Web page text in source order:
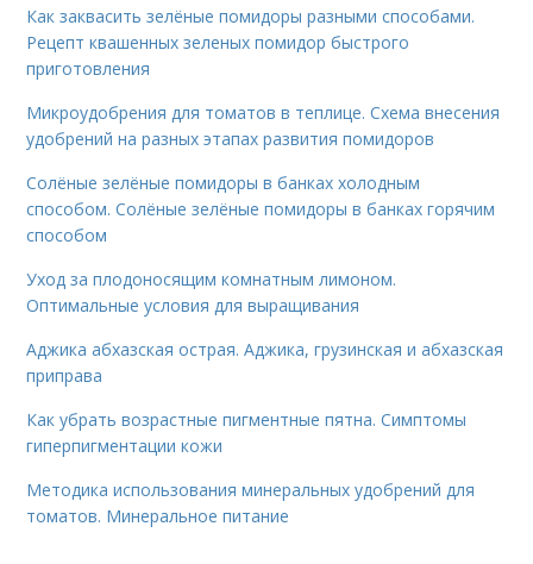
Как заквасить зелёные помидоры разными способами.
Рецепт квашенных зеленых помидор быстрого
приготовления
Микроудобрения для томатов в теплице. Схема внесения
удобрений на разных этапах развития помидоров
Солёные зелёные помидоры в банках холодным
способом. Солёные зелёные помидоры в банках горячим
способом
Уход за плодоносящим комнатным лимоном.
Оптимальные условия для выращивания
Аджика абхазская острая. Аджика, грузинская и абхазская
приправа
Как убрать возрастные пигментные пятна. Симптомы
гиперпигментации кожи
Методика использования минеральных удобрений для
томатов. Минеральное питание